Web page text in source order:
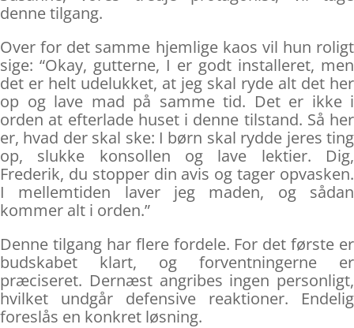
denne tilgang.
Over for det samme hjemlige kaos vil hun roligt
sige: “Okay, gutterne, I er godt installeret, men
det er helt udelukket, at jeg skal ryde alt det her
op og lave mad på samme tid. Det er ikke i
orden at efterlade huset i denne tilstand. Så her
er, hvad der skal ske: I børn skal rydde jeres ting
op, slukke konsollen og lave lektier. Dig,
Frederik, du stopper din avis og tager opvasken.
I mellemtiden laver jeg maden, og sådan
kommer alt i orden.”
Denne tilgang har flere fordele. For det første er
budskabet klart, og forventningerne er
præciseret. Dernæst angribes ingen personligt,
hvilket undgår defensive reaktioner. Endelig
foreslås en konkret løsning.